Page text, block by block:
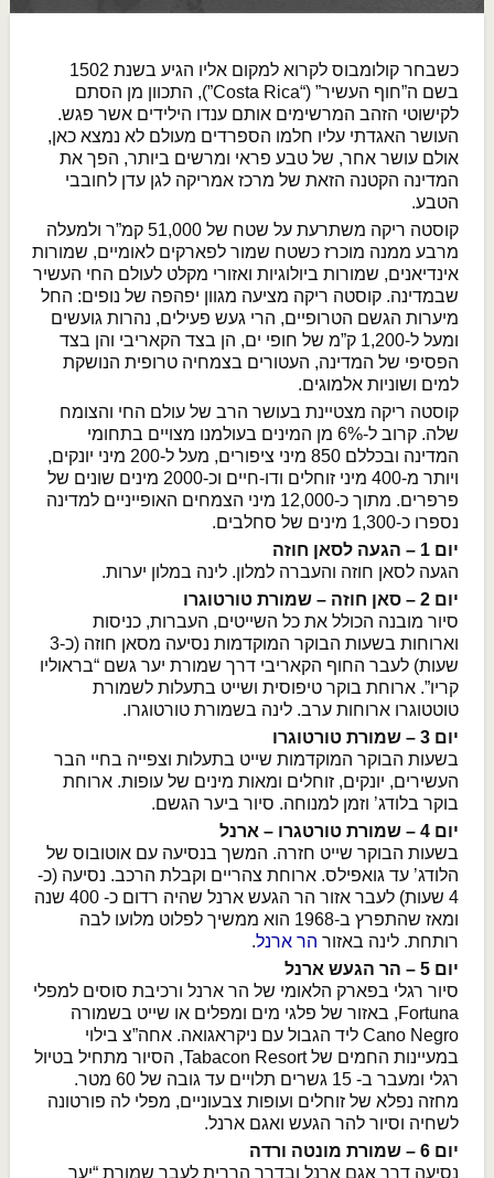
כשבחר קולומבוס לקרוא למקום אליו הגיע בשנת 1502
בשם ה”חוף העשיר” (“Costa Rica”), התכוון מן הסתם
לקישוטי הזהב המרשימים אותם ענדו הילידים אשר פגש.
העושר האגדתי עליו חלמו הספרדים מעולם לא נמצא כאן,
אולם עושר אחר, של טבע פראי ומרשים ביותר, הפך את
המדינה הקטנה הזאת של מרכז אמריקה לגן עדן לחובבי
הטבע.
קוסטה ריקה משתרעת על שטח של 51,000 קמ”ר ולמעלה
מרבע ממנה מוכרז כשטח שמור לפארקים לאומיים, שמורות
אינדיאנים, שמורות ביולוגיות ואזורי מקלט לעולם החי העשיר
שבמדינה. קוסטה ריקה מציעה מגוון יפהפה של נופים: החל
מיערות הגשם הטרופיים, הרי געש פעילים, נהרות גועשים
ומעל ל-1,200 ק”מ של חופי ים, הן בצד הקאריבי והן בצד
הפסיפי של המדינה, העטורים בצמחיה טרופית הנושקת
למים ושוניות אלמוגים.
קוסטה ריקה מצטיינת בעושר הרב של עולם החי והצומח
שלה. קרוב ל-6% מן המינים בעולמנו מצויים בתחומי
המדינה ובכללם 850 מיני ציפורים, מעל ל-200 מיני יונקים,
ויותר מ-400 מיני זוחלים ודו-חיים וכ-2000 מינים שונים של
פרפרים. מתוך כ-12,000 מיני הצמחים האופייניים למדינה
נספרו כ-1,300 מינים של סחלבים.
יום 1 – הגעה לסאן חוזה
הגעה לסאן חוזה והעברה למלון. לינה במלון יערות.
יום 2 – סאן חוזה – שמורת טורטוגרו
סיור מובנה הכולל את כל השייטים, העברות, כניסות
וארוחות בשעות הבוקר המוקדמות נסיעה מסאן חוזה (כ-3
שעות) לעבר החוף הקאריבי דרך שמורת יער גשם “בראוליו
קריו”. ארוחת בוקר טיפוסית ושייט בתעלות לשמורת
טוטטוגרו ארוחות ערב. לינה בשמורת טורטוגרו.
יום 3 – שמורת טורטוגרו
בשעות הבוקר המוקדמות שייט בתעלות וצפייה בחיי הבר
העשירים, יונקים, זוחלים ומאות מינים של עופות. ארוחת
בוקר בלודג’ וזמן למנוחה. סיור ביער הגשם.
יום 4 – שמורת טורטגרו – ארנל
בשעות הבוקר שייט חזרה. המשך בנסיעה עם אוטובוס של
הלודג’ עד גואפילס. ארוחת צהריים וקבלת הרכב. נסיעה (כ-
4 שעות) לעבר אזור הר הגעש ארנל שהיה רדום כ- 400 שנה
ומאז שהתפרץ ב-1968 הוא ממשיך לפלוט מלועו לבה
רותחת. לינה באזור הר ארנל.
יום 5 – הר הגעש ארנל
סיור רגלי בפארק הלאומי של הר ארנל ורכיבת סוסים למפלי
Fortuna, באזור של פלגי מים ומפלים או שייט בשמורה
Cano Negro ליד הגבול עם ניקראגואה. אחה”צ בילוי
במעיינות החמים של Tabacon Resort, הסיור מתחיל בטיול
רגלי ומעבר ב- 15 גשרים תלויים עד גובה של 60 מטר.
מחזה נפלא של זוחלים ועופות צבעוניים, מפלי לה פורטונה
לשחיה וסיור להר הגעש ואגם ארנל.
יום 6 – שמורת מונטה ורדה
נסיעה דרך אגם ארנל ובדרך הררית לעבר שמורת “יער